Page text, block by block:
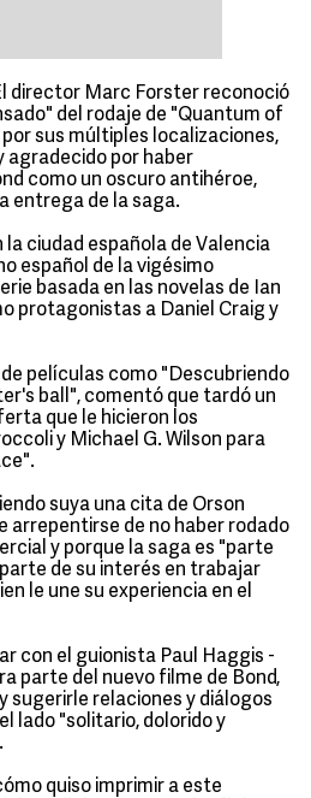
director Marc Forster reconoció
del rodaje de "Quantum of
sus múltiples localizaciones,
agradecido por haber
como un oscuro antihéroe,
entrega de la saga.
ciudad española de Valencia
español de la vigésimo
basada en las novelas de Ian
protagonistas a Daniel Craig y
películas como "Descubriendo
ball", comentó que tardó un
que le hicieron los
y Michael G. Wilson para
suya una cita de Orson
arrepentirse de no haber rodado
y porque la saga es "parte
de su interés en trabajar
le une su experiencia en el
con el guionista Paul Haggis -
parte del nuevo filme de Bond,
sugerirle relaciones y diálogos
lado "solitario, dolorido y
quiso imprimir a este